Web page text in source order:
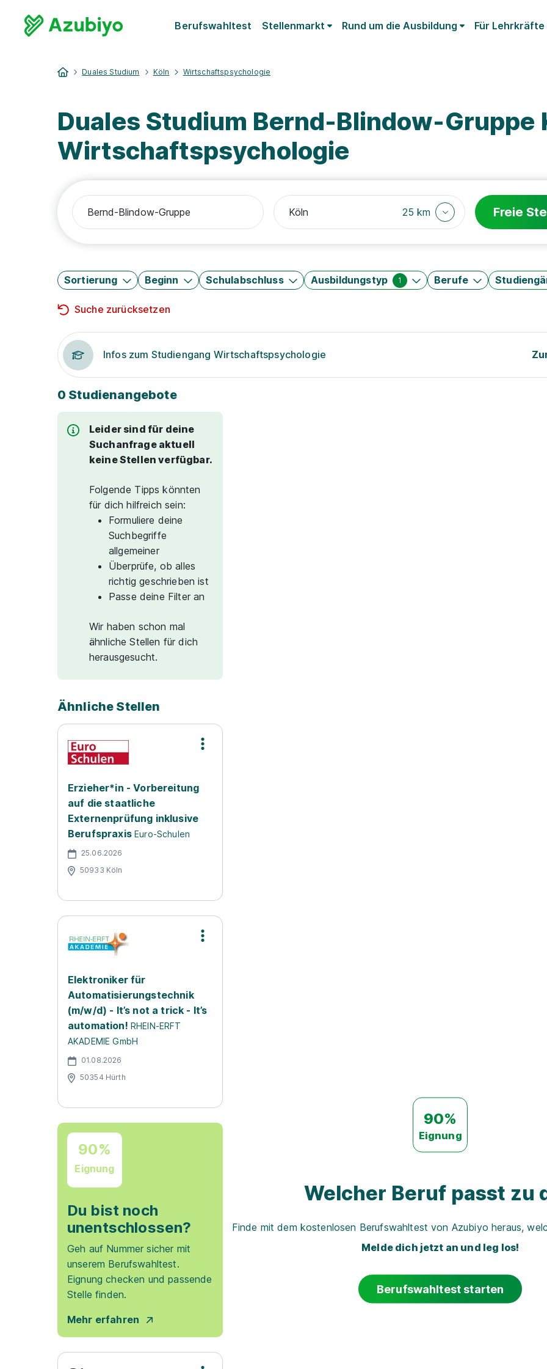
Berufswahltest Stellenmarkt Rund um die Ausbildung Für Lehrkräfte
Duales Studium Köln Wirtschaftspsychologie
Duales Studium Bernd-Blindow-Gruppe
Wirtschaftspsychologie
25 km Freie
Sortierung Beginn Schulabschluss Ausbildungstyp 1 Berufe
Suche zurücksetzen
Infos zum Studiengang Wirtschaftspsychologie
0 Studienangebote
Leider sind für deine
Suchanfrage aktuell
keine Stellen verfügbar.
Folgende Tipps könnten
für dich hilfreich sein:
Formuliere deine
Suchbegriffe
allgemeiner
Überprüfe, ob alles
richtig geschrieben ist
Passe deine Filter an
Wir haben schon mal
ähnliche Stellen für dich
herausgesucht.
Ähnliche Stellen
Erzieher*in - Vorbereitung
auf die staatliche
Externenprüfung inklusive
Berufspraxis Euro-Schulen
25.06.2026
50933 Köln
Elektroniker für
Automatisierungstechnik
(m/w/d) - It’s not a trick - It’s
automation! RHEIN-ERFT
AKADEMIE GmbH
01.08.2026
50354 Hürth
90%
Eignung
Du bist noch
unentschlossen?
Geh auf Nummer sicher mit
unserem Berufswahltest.
Eignung checken und passende
Stelle finden.
Mehr erfahren
90%
Eignung
Welcher Beruf passt zu
Finde mit dem kostenlosen Berufswahltest von Azubiyo heraus,
Melde dich jetzt an und leg los!
Berufswahltest starten